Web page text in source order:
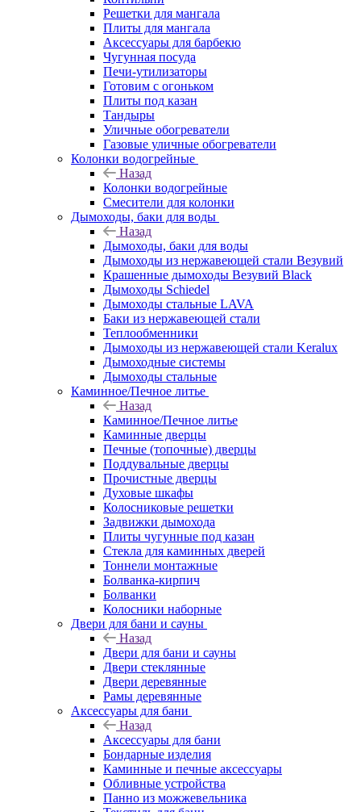
Решетки для мангала
Плиты для мангала
Аксессуары для барбекю
Чугунная посуда
Печи-утилизаторы
Готовим с огоньком
Плиты под казан
Тандыры
Уличные обогреватели
Газовые уличные обогреватели
Колонки водогрейные
Назад
Колонки водогрейные
Смесители для колонки
Дымоходы, баки для воды
Назад
Дымоходы, баки для воды
Дымоходы из нержавеющей стали Везувий
Крашенные дымоходы Везувий Black
Дымоходы Schiedel
Дымоходы стальные LAVA
Баки из нержавеющей стали
Теплообменники
Дымоходы из нержавеющей стали Keralux
Дымоходные системы
Дымоходы стальные
Каминное/Печное литье
Назад
Каминное/Печное литье
Каминные дверцы
Печные (топочные) дверцы
Поддувальные дверцы
Прочистные дверцы
Духовые шкафы
Колосниковые решетки
Задвижки дымохода
Плиты чугунные под казан
Стекла для каминных дверей
Тоннели монтажные
Болванка-кирпич
Болванки
Колосники наборные
Двери для бани и сауны
Назад
Двери для бани и сауны
Двери стеклянные
Двери деревянные
Рамы деревянные
Аксессуары для бани
Назад
Аксессуары для бани
Бондарные изделия
Каминные и печные аксессуары
Обливные устройства
Панно из можжевельника